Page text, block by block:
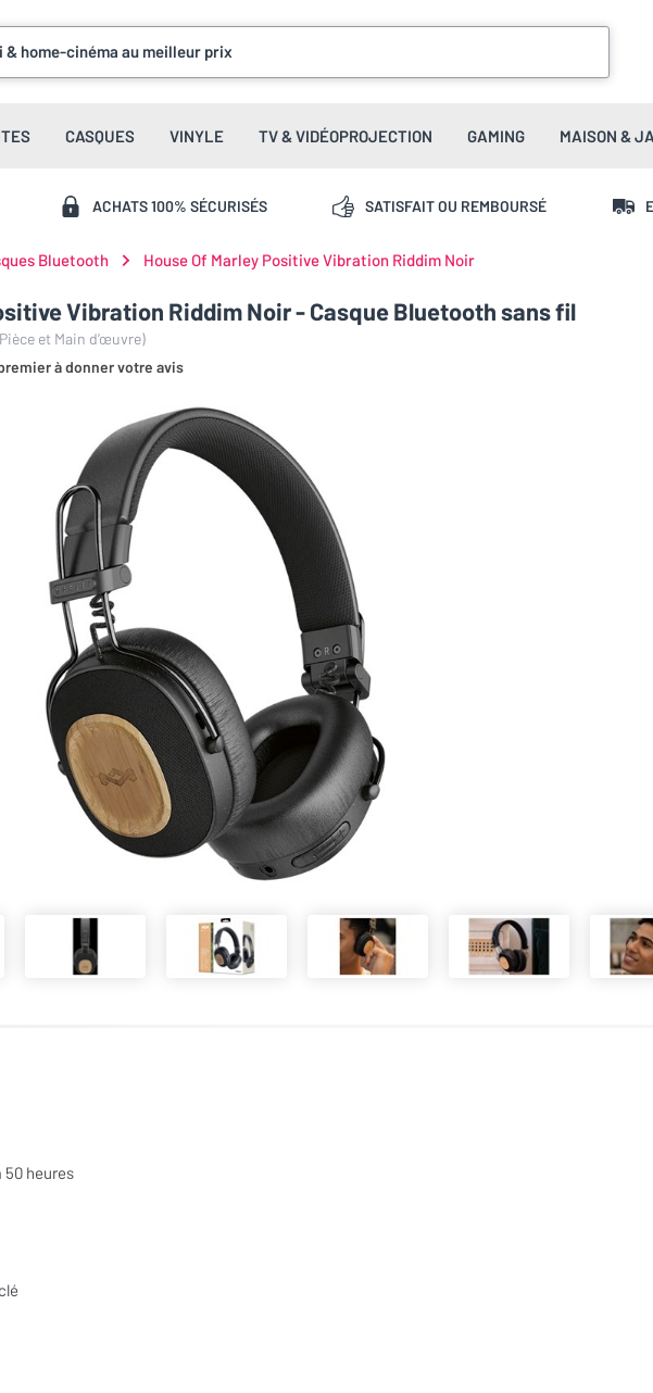
& home-cinéma au meilleur prix
CASQUES VINYLE TV & VIDÉOPROJECTION GAMING MAISON &
ACHATS 100% SÉCURISÉS SATISFAIT OU REMBOURSÉ
Bluetooth House Of Marley Positive Vibration Riddim Noir
Vibration Riddim Noir - Casque Bluetooth sans fil
et Main d’œuvre)
à donner votre avis
50 heures